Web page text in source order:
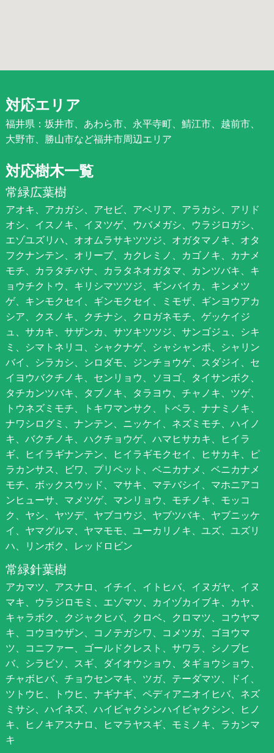
対応エリア
福井県：坂井市、あわら市、永平寺町、鯖江市、越前市、
大野市、勝山市など福井市周辺エリア
対応樹木一覧
常緑広葉樹
アオキ、アカガシ、アセビ、アベリア、アラカシ、アリド
オシ、イスノキ、イヌツゲ、ウバメガシ、ウラジロガシ、
エゾユズリハ、オオムラサキツツジ、オガタマノキ、オタ
フクナンテン、オリーブ、カクレミノ、カゴノキ、カナメ
モチ、カラタチバナ、カラタネオガタマ、カンツバキ、キ
ョウチクトウ、キリシマツツジ、ギンバイカ、キンメツ
ゲ、キンモクセイ、ギンモクセイ、ミモザ、ギンヨウアカ
シア、クスノキ、クチナシ、クロガネモチ、ゲッケイジ
ュ、サカキ、サザンカ、サツキツツジ、サンゴジュ、シキ
ミ、シマトネリコ、シャクナゲ、シャシャンポ、シャリン
バイ、シラカシ、シロダモ、ジンチョウゲ、スダジイ、セ
イヨウバクチノキ、センリョウ、ソヨゴ、タイサンボク、
タチカンツバキ、タブノキ、タラヨウ、チャノキ、ツゲ、
トウネズミモチ、トキワマンサク、トベラ、ナナミノキ、
ナワシログミ、ナンテン、ニッケイ、ネズミモチ、ハイノ
キ、バクチノキ、ハクチョウゲ、ハマヒサカキ、ヒイラ
ギ、ヒイラギナンテン、ヒイラギモクセイ、ヒサカキ、ピ
ラカンサス、ビワ、プリペット、ベニカナメ、ベニカナメ
モチ、ボックスウッド、マサキ、マテバシイ、マホニアコ
ンヒューサ、マメツゲ、マンリョウ、モチノキ、モッコ
ク、ヤシ、ヤツデ、ヤブコウジ、ヤブツバキ、ヤブニッケ
イ、ヤマグルマ、ヤマモモ、ユーカリノキ、ユズ、ユズリ
ハ、リンボク、レッドロビン
常緑針葉樹
アカマツ、アスナロ、イチイ、イトヒバ、イヌガヤ、イヌ
マキ、ウラジロモミ、エゾマツ、カイヅカイブキ、カヤ、
キャラボク、クジャクヒバ、クロベ、クロマツ、コウヤマ
キ、コウヨウザン、コノテガシワ、コメツガ、ゴヨウマ
ツ、コニファー、ゴールドクレスト、サワラ、シノブヒ
バ、シラビソ、スギ、ダイオウショウ、タギョウショウ、
チャボヒバ、チョウセンマキ、ツガ、テーダマツ、ドイ、
ツトウヒ、トウヒ、ナギナギ、ペディアニオイヒバ、ネズ
ミサシ、ハイネズ、ハイビャクシンハイビャクシン、ヒノ
キ、ヒノキアスナロ、ヒマラヤスギ、モミノキ、ラカンマ
キ